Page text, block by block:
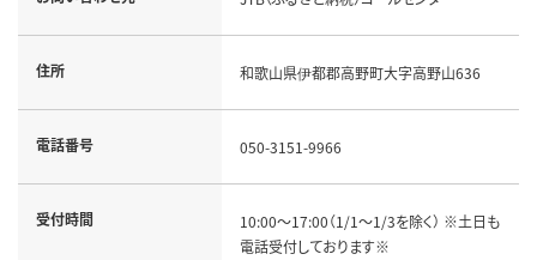
住所 和歌山県伊都郡高野町大字高野山636
電話番号 050-3151-9966
受付時間
10:00～17:00（1/1～1/3を除く） ※土日も
電話受付しております※